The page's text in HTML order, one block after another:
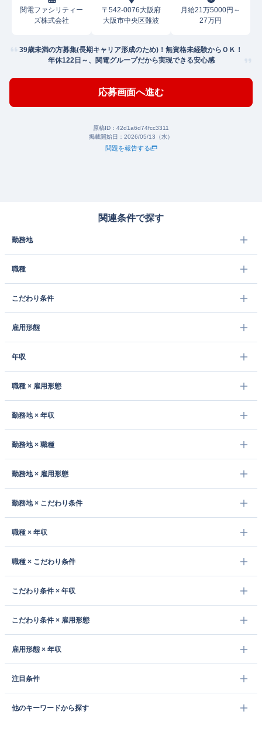
関電ファシリティー
ズ株式会社
〒542-0076大阪府
大阪市中央区難波
月給21万5000円～
27万円
39歳未満の方募集(長期キャリア形成のため)！無資格未経験からＯＫ！
年休122日～、関電グループだから実現できる安心感
応募画面へ進む
原稿ID： 42d1a6d74fcc3311
掲載開始日： 2026/05/13（水）
問題を報告する
関連条件で探す
勤務地
職種
こだわり条件
雇用形態
年収
職種 × 雇用形態
勤務地 × 年収
勤務地 × 職種
勤務地 × 雇用形態
勤務地 × こだわり条件
職種 × 年収
職種 × こだわり条件
こだわり条件 × 年収
こだわり条件 × 雇用形態
雇用形態 × 年収
注目条件
他のキーワードから探す